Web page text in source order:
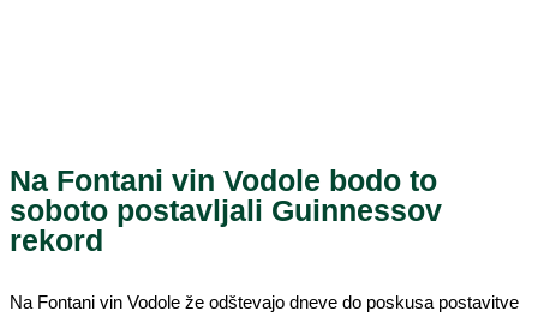
Na Fontani vin Vodole bodo to
soboto postavljali Guinnessov
rekord
Na Fontani vin Vodole že odštevajo dneve do poskusa postavitve